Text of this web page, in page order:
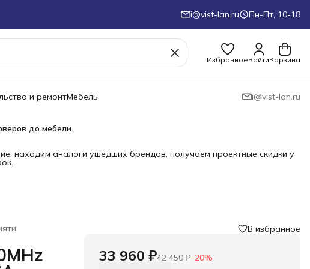
i@vist-lan.ru Пн-Пт, 10-18
ИзбранноеВойтиКорзина
и ремонтМебель i@vist-lan.ru
до мебели.
находим аналоги ушедших брендов, получаем проектные скидки у
В избранное
33 960 ₽42 450 ₽−20%